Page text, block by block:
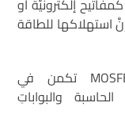
للطاقة
التطبيقات النّموذجية لترانزستورات MOSFET تكمن في
والبواباتِ